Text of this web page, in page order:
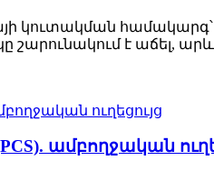
կուտակման
է աճել,
ամբողջական